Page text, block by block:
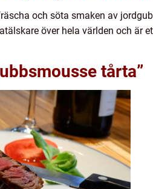
och söta smaken av
över hela världen och är
tårta”